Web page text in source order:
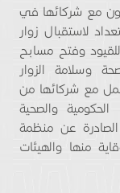
مع شركائها في
لاستقبال زوار
وفتح مسابح
وسلامة الزوار
مع شركائها من
الحكومية والصحية
الصادرة عن منظمة
منها والهيئات